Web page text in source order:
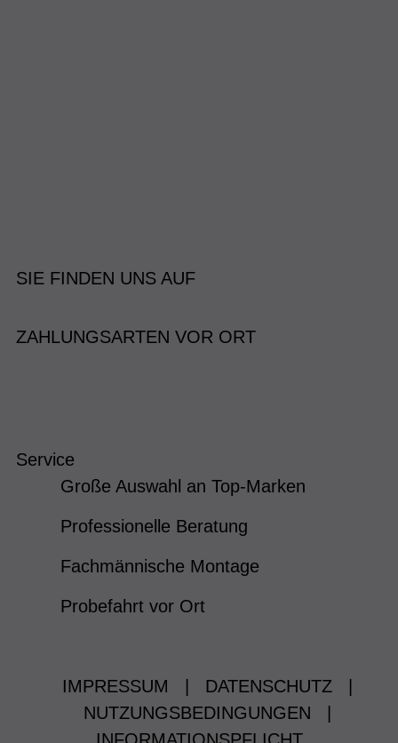
SIE FINDEN UNS AUF
ZAHLUNGSARTEN VOR ORT
Service
Große Auswahl an Top-Marken
Professionelle Beratung
Fachmännische Montage
Probefahrt vor Ort
IMPRESSUM DATENSCHUTZ
NUTZUNGSBEDINGUNGEN